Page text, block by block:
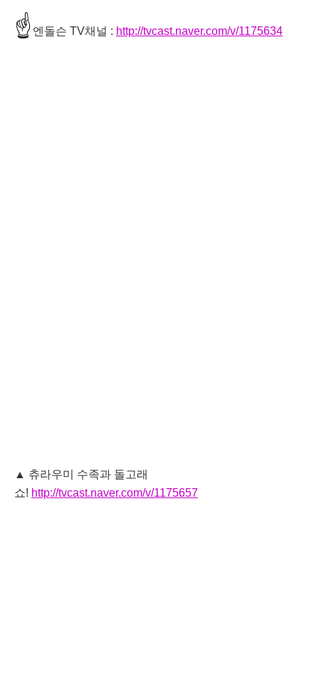
☝ 엔돌슨 TV채널 : http://tvcast.naver.com/v/1175634
▲ 츄라우미 수족과 돌고래
쇼! http://tvcast.naver.com/v/1175657